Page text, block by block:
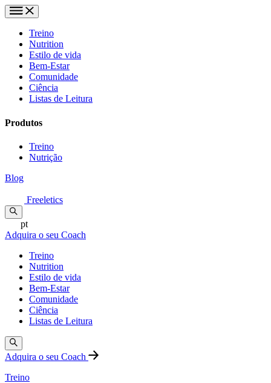
Treino
Nutrition
Estilo de vida
Bem-Estar
Comunidade
Ciência
Listas de Leitura
Produtos
Treino
Nutrição
Blog
Freeletics
pt
Adquira o seu Coach
Treino
Nutrition
Estilo de vida
Bem-Estar
Comunidade
Ciência
Listas de Leitura
Adquira o seu Coach
Treino